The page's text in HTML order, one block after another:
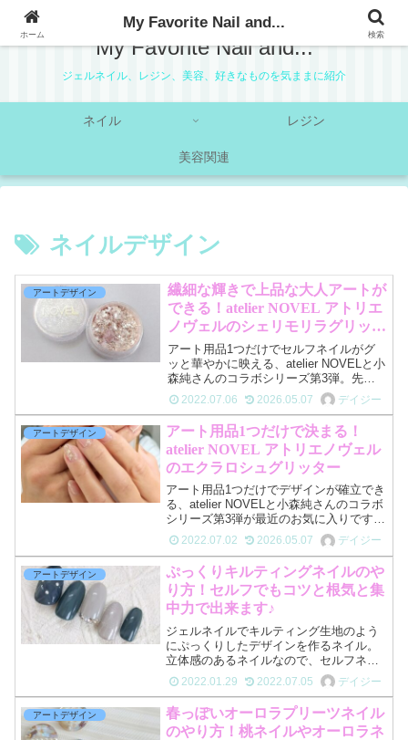
My Favorite Nail and...
ジェルネイル、レジン、美容、好きなものを気ままに紹介
ネイル レジン
美容関連
ネイルデザイン
アートデザイン
繊細な輝きで上品な大人アートが
できる！atelier NOVEL アトリエ
ノヴェルのシェリモリラグリッタ
ー
アート用品1つだけでセルフネイルがグ
ッと華やかに映える、atelier NOVELと小
森純さんのコラボシリーズ第3弾。先日
紹介したエクラロシュグリッターと共に
発売されたのが、シェリモリラグリッタ
ー。優しく控えめなピンクカラーのグリ
ッターです...
2022.07.06 2026.05.07 デイジー
アートデザイン
アート用品1つだけで決まる！
atelier NOVEL アトリエノヴェル
のエクラロシュグリッター
アート用品1つだけでデザインが確立でき
る、atelier NOVELと小森純さんのコラボ
シリーズ第3弾が最近のお気に入りです。
大小様々なサイズのグリッターやシェル
素材を、カラーの上に重ねるだけで手の
込んだアートに仕上がります。自分で
色々なア...
2022.07.02 2026.05.07 デイジー
アートデザイン
ぷっくりキルティングネイルのや
り方！セルフでもコツと根気と集
中力で出来ます♪
ジェルネイルでキルティング生地のよう
にぷっくりしたデザインを作るネイル。
立体感のあるネイルなので、セルフネイ
ルでは一見難しそうに見えますが、コツ
と集中力と根気があれば意外と簡単にで
きます。カラーを変えればキュートな仕
上がりにも、上品な仕上が...
2022.01.29 2022.07.05 デイジー
アートデザイン
春っぽいオーロラプリーツネイル
のやり方！桃ネイルやオーロラネ
ホーム
My Favorite Nail and...
検索